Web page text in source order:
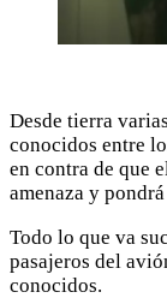
Desde tierra
conocidos entre
en contra de que
amenaza y
Todo lo que va
pasajeros del
conocidos.